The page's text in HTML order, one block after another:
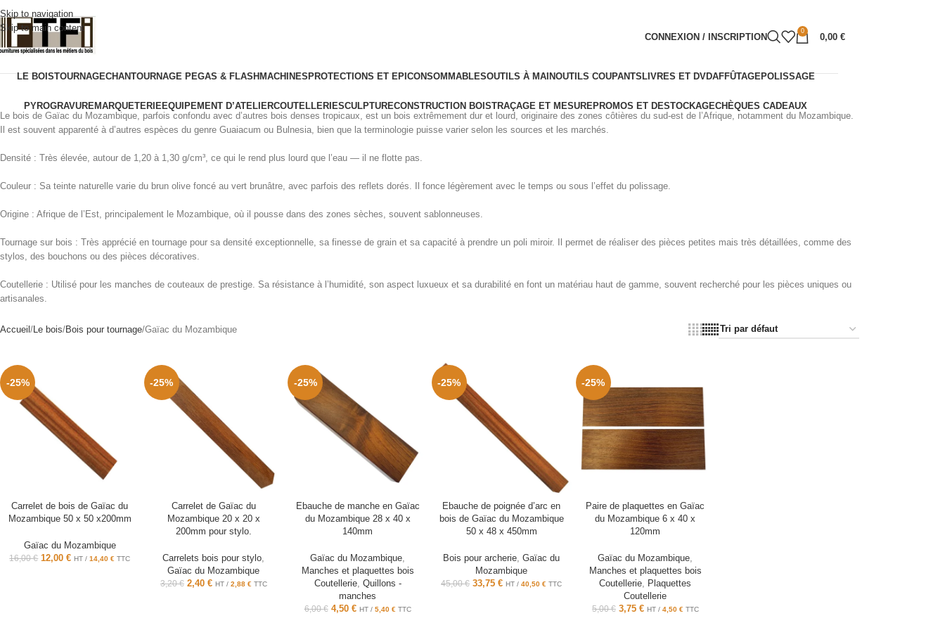
Skip to navigation
Skip to main content
CONNEXION / INSCRIPTION
0
0,00 €
LE BOISTOURNAGECHANTOURNAGE PEGAS & FLASH MACHINESPROTECTIONS ET EPICONSOMMABLESOUTILS À MAINOUTILS COUPANTSLIVRES ET DVDAFFÛTAGEPOLISSAGE
PYROGRAVUREMARQUETERIEEQUIPEMENT D’ATELIERCOUTELLERIESCULPTURECONSTRUCTION BOISTRAÇAGE ET MESUREPROMOS ET DESTOCKAGECHÈQUES CADEAUX
Le bois de Gaïac du Mozambique, parfois confondu avec d’autres bois denses tropicaux, est un bois extrêmement dur et lourd, originaire des zones côtières du sud-est de l’Afrique, notamment du Mozambique.
Il est souvent apparenté à d’autres espèces du genre Guaiacum ou Bulnesia, bien que la terminologie puisse varier selon les sources et les marchés.
Densité : Très élevée, autour de 1,20 à 1,30 g/cm³, ce qui le rend plus lourd que l’eau — il ne flotte pas.
Couleur : Sa teinte naturelle varie du brun olive foncé au vert brunâtre, avec parfois des reflets dorés. Il fonce légèrement avec le temps ou sous l’effet du polissage.
Origine : Afrique de l’Est, principalement le Mozambique, où il pousse dans des zones sèches, souvent sablonneuses.
Tournage sur bois : Très apprécié en tournage pour sa densité exceptionnelle, sa finesse de grain et sa capacité à prendre un poli miroir. Il permet de réaliser des pièces petites mais très détaillées, comme des
stylos, des bouchons ou des pièces décoratives.
Coutellerie : Utilisé pour les manches de couteaux de prestige. Sa résistance à l’humidité, son aspect luxueux et sa durabilité en font un matériau haut de gamme, souvent recherché pour les pièces uniques ou
artisanales.
Accueil Le bois Bois pour tournage Gaïac du Mozambique
-25%
Carrelet de bois de Gaïac du
Mozambique 50 x 50 x200mm
Gaïac du Mozambique
16,00€ 12,00€ HT /14,40€ TTC
-25%
Carrelet de Gaïac du
Mozambique 20 x 20 x
200mm pour stylo.
Carrelets bois pour stylo
Gaïac du Mozambique
3,20€ 2,40 € HT / 2,88 € TTC
-25%
Ebauche de manche en Gaïac
du Mozambique 28 x 40 x
140mm
Gaïac du Mozambique
Manches et plaquettes bois
Coutellerie, Quillons -
manches
6,00€ 4,50 € HT / 5,40 € TTC
-25%
Ebauche de poignée d’arc en
bois de Gaïac du Mozambique
50 x 48 x 450mm
Bois pour archerie ,Gaïac du
Mozambique
45,00€ 33,75€ HT /40,50€ TTC
-25%
Paire de plaquettes en Gaïac
du Mozambique 6 x 40 x
120mm
Gaïac du Mozambique
Manches et plaquettes bois
Coutellerie Plaquettes
Coutellerie
5,00€ 3,75 € HT / 4,50 € TTC